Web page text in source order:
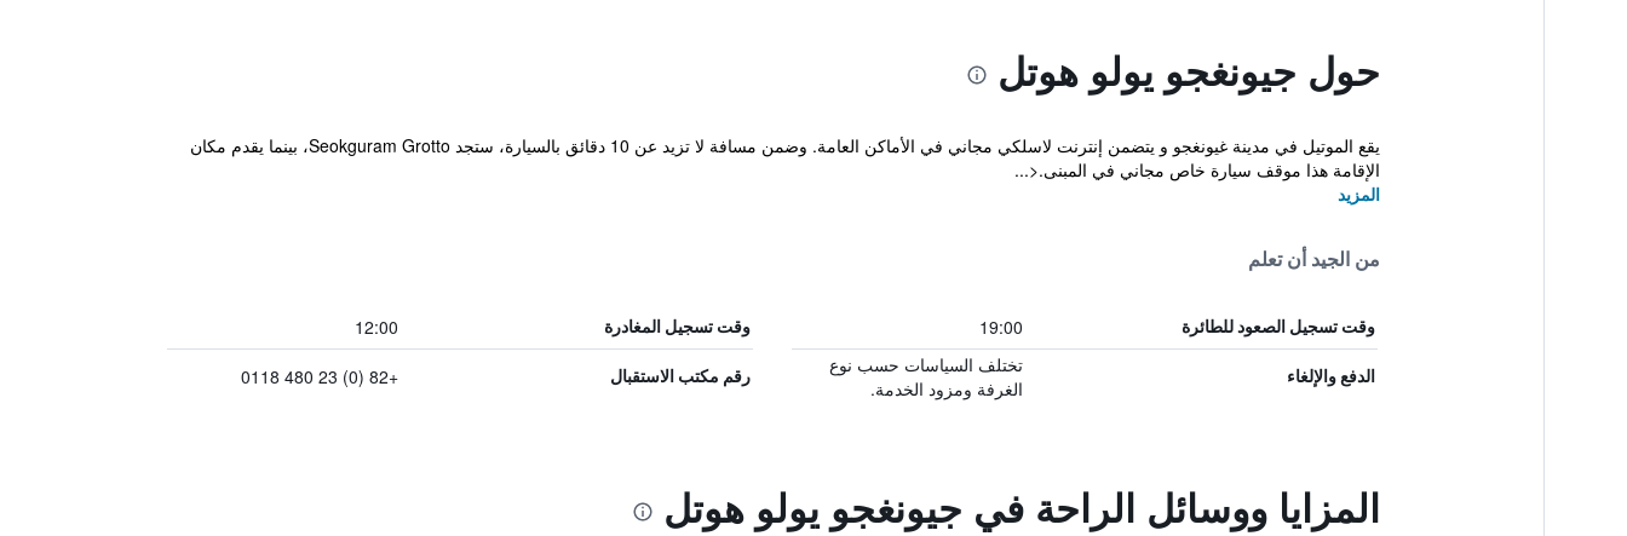
حول جيونغجو يولو هوتل
يقع الموتيل في مدينة غيونغجو و يتضمن إنترنت لاسلكي مجاني في الأماكن العامة. وضمن مسافة لا تزيد عن 10 دقائق بالسيارة، ستجد Seokguram Grotto، بينما يقدم مكان
الإقامة هذا موقف سيارة خاص مجاني في المبنى.<...
المزيد
من الجيد أن تعلم
وقت تسجيل الصعود للطائرة 19:00 وقت تسجيل المغادرة 12:00
الدفع والإلغاء
تختلف السياسات حسب نوع
الغرفة ومزود الخدمة.
رقم مكتب الاستقبال +82 (0) 23 480 0118
المزايا ووسائل الراحة في جيونغجو يولو هوتل